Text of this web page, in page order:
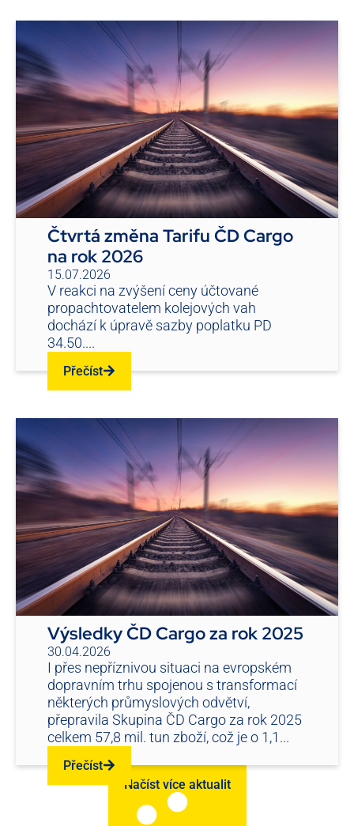
Čtvrtá změna Tarifu ČD Cargo
na rok 2026
15.07.2026
V reakci na zvýšení ceny účtované
propachtovatelem kolejových vah
dochází k úpravě sazby poplatku PD
34.50....
Přečíst
Výsledky ČD Cargo za rok 2025
30.04.2026
I přes nepříznivou situaci na evropském
dopravním trhu spojenou s transformací
některých průmyslových odvětví,
přepravila Skupina ČD Cargo za rok 2025
celkem 57,8 mil. tun zboží, což je o 1,1...
Přečíst
Načíst více aktualit